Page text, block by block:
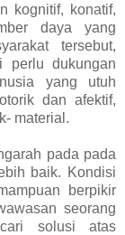
kognitif, konatif,
daya yang
tersebut,
perlu dukungan
yang utuh
dan afektif,
material.
pada pada
baik. Kondisi
berpikir
seorang
solusi atas